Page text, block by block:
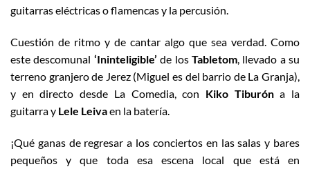
guitarras eléctricas o flamencas y la percusión.
Cuestión de ritmo y de cantar algo que sea verdad. Como
este descomunal ‘Ininteligible’ de los Tabletom, llevado a su
terreno granjero de Jerez (Miguel es del barrio de La Granja),
y en directo desde La Comedia, con Kiko Tiburóna la
guitarra y Lele Leivaen la batería.
¡Qué ganas de regresar a los conciertos en las salas y bares
pequeños y que toda esa escena local que está en